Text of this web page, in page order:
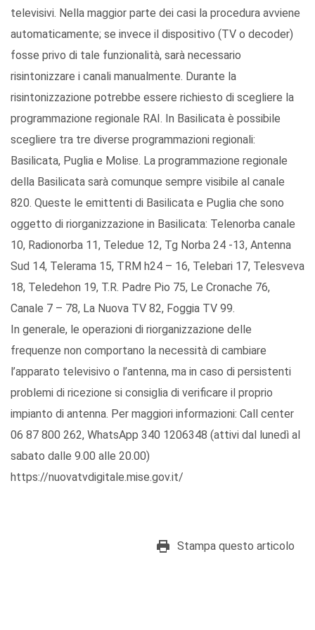
televisivi. Nella maggior parte dei casi la procedura avviene
automaticamente; se invece il dispositivo (TV o decoder)
fosse privo di tale funzionalità, sarà necessario
risintonizzare i canali manualmente. Durante la
risintonizzazione potrebbe essere richiesto di scegliere la
programmazione regionale RAI. In Basilicata è possibile
scegliere tra tre diverse programmazioni regionali:
Basilicata, Puglia e Molise. La programmazione regionale
della Basilicata sarà comunque sempre visibile al canale
820. Queste le emittenti di Basilicata e Puglia che sono
oggetto di riorganizzazione in Basilicata: Telenorba canale
10, Radionorba 11, Teledue 12, Tg Norba 24 -13, Antenna
Sud 14, Telerama 15, TRM h24 – 16, Telebari 17, Telesveva
18, Teledehon 19, T.R. Padre Pio 75, Le Cronache 76,
Canale 7 – 78, La Nuova TV 82, Foggia TV 99.
In generale, le operazioni di riorganizzazione delle
frequenze non comportano la necessità di cambiare
l’apparato televisivo o l’antenna, ma in caso di persistenti
problemi di ricezione si consiglia di verificare il proprio
impianto di antenna. Per maggiori informazioni: Call center
06 87 800 262, WhatsApp 340 1206348 (attivi dal lunedì al
sabato dalle 9.00 alle 20.00)
https://nuovatvdigitale.mise.gov.it/
Stampa questo articolo